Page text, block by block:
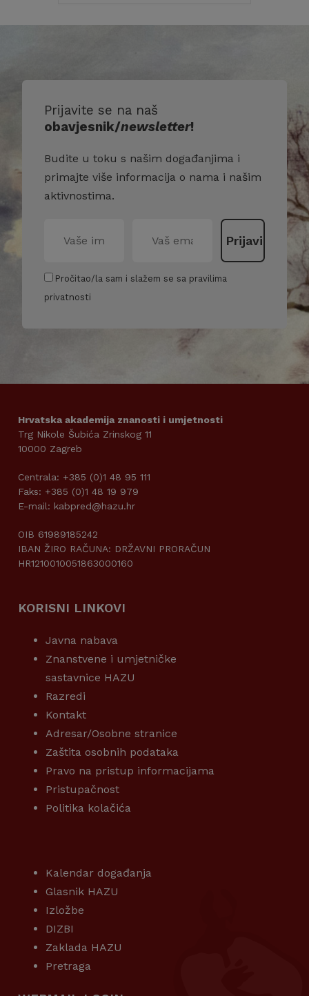
Prijavite se na naš
obavjesnik/newsletter!
Budite u toku s našim događanjima i
primajte više informacija o nama i našim
aktivnostima.
Pročitao/la sam i slažem se sa pravilima
privatnosti
Hrvatska akademija znanosti i umjetnosti
Trg Nikole Šubića Zrinskog 11
10000 Zagreb
Centrala: +385 (0)1 48 95 111
Faks: +385 (0)1 48 19 979
E-mail: kabpred@hazu.hr
OIB 61989185242
IBAN ŽIRO RAČUNA: DRŽAVNI PRORAČUN
HR1210010051863000160
KORISNI LINKOVI
Javna nabava
Znanstvene i umjetničke
sastavnice HAZU
Razredi
Kontakt
Adresar/Osobne stranice
Zaštita osobnih podataka
Pravo na pristup informacijama
Pristupačnost
Politika kolačića
Kalendar događanja
Glasnik HAZU
Izložbe
DIZBI
Zaklada HAZU
Pretraga